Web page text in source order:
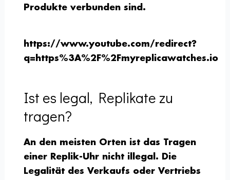
Produkte verbunden sind.
https://www.youtube.com/redirect?
q=https%3A%2F%2Fmyreplicawatches.io
Ist es legal, Replikate zu
tragen?
An den meisten Orten ist das Tragen
einer Replik-Uhr nicht illegal. Die
Legalität des Verkaufs oder Vertriebs